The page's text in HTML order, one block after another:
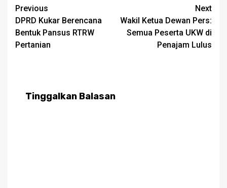
Post
navigation
Previous
DPRD Kukar Berencana
Bentuk Pansus RTRW
Pertanian
Next
Wakil Ketua Dewan Pers:
Semua Peserta UKW di
Penajam Lulus
Tinggalkan Balasan